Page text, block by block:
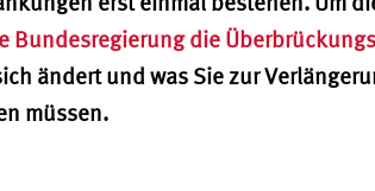
Bundesregierung die
ändert und was Sie zur
müssen.